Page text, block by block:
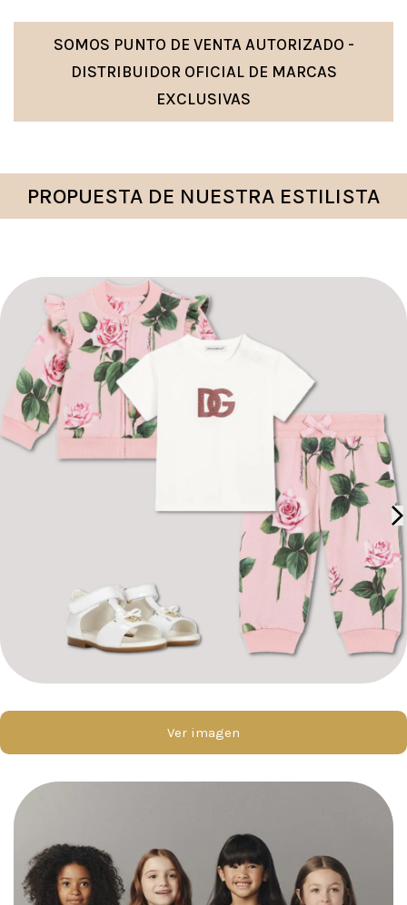
SOMOS PUNTO DE VENTA AUTORIZADO -
DISTRIBUIDOR OFICIAL DE MARCAS
EXCLUSIVAS
PROPUESTA DE NUESTRA ESTILISTA
Ver imagen